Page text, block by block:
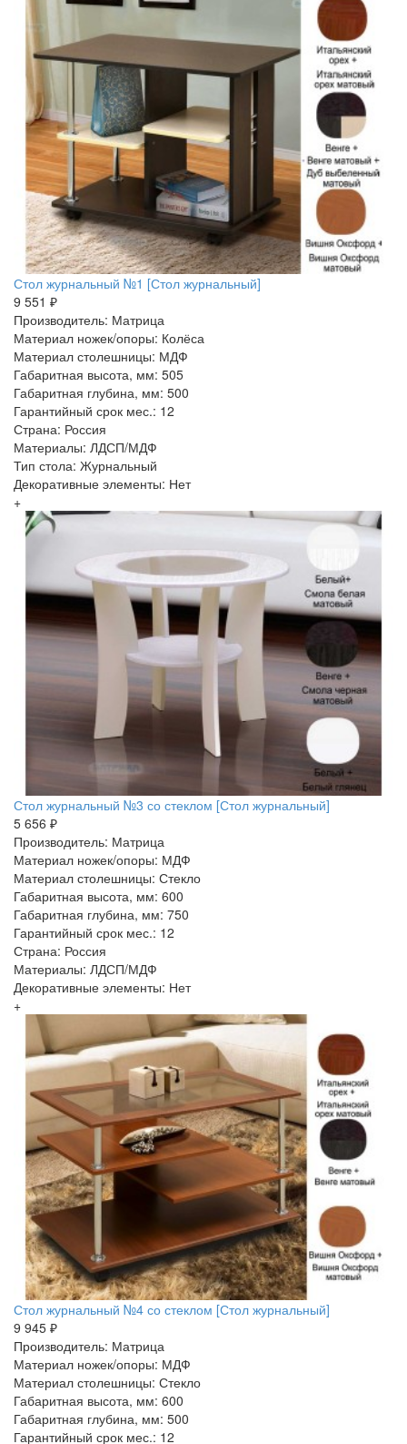
Стол журнальный №1 [Стол журнальный]
9 551 ₽
Производитель: Матрица
Материал ножек/опоры: Колёса
Материал столешницы: МДФ
Габаритная высота, мм: 505
Габаритная глубина, мм: 500
Гарантийный срок мес.: 12
Страна: Россия
Материалы: ЛДСП/МДФ
Тип стола: Журнальный
Декоративные элементы: Нет
+
Стол журнальный №3 со стеклом [Стол журнальный]
5 656 ₽
Производитель: Матрица
Материал ножек/опоры: МДФ
Материал столешницы: Стекло
Габаритная высота, мм: 600
Габаритная глубина, мм: 750
Гарантийный срок мес.: 12
Страна: Россия
Материалы: ЛДСП/МДФ
Декоративные элементы: Нет
+
Стол журнальный №4 со стеклом [Стол журнальный]
9 945 ₽
Производитель: Матрица
Материал ножек/опоры: МДФ
Материал столешницы: Стекло
Габаритная высота, мм: 600
Габаритная глубина, мм: 500
Гарантийный срок мес.: 12